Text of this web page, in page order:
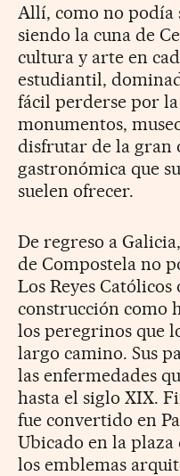
Allí, como no podía
siendo la cuna de
cultura y arte en
estudiantil,
fácil perderse por
monumentos,
disfrutar de la gran
gastronómica que
suelen ofrecer.
De regreso a
de Compostela no
Los Reyes
construcción como
los peregrinos que
largo camino. Sus
las enfermedades
hasta el siglo XIX.
fue convertido en
Ubicado en la
los emblemas